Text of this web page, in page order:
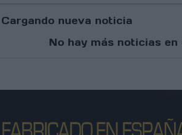
Cargando nueva noticia
No hay más noticias